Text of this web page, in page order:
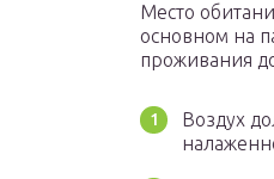
Место
основном на
проживания
Воздух